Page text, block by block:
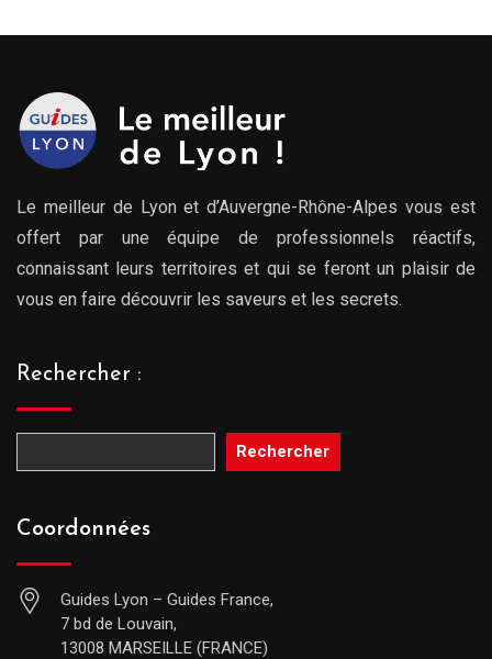
Le meilleur de Lyon et d’Auvergne-Rhône-Alpes vous est
offert par une équipe de professionnels réactifs,
connaissant leurs territoires et qui se feront un plaisir de
vous en faire découvrir les saveurs et les secrets.
Rechercher :
Rechercher
Coordonnées
Guides Lyon – Guides France,
7 bd de Louvain,
13008 MARSEILLE (FRANCE)